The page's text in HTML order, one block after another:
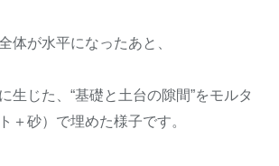
体が水平になったあと、
生じた、“基礎と土台の隙間”をモルタ
＋砂）で埋めた様子です。